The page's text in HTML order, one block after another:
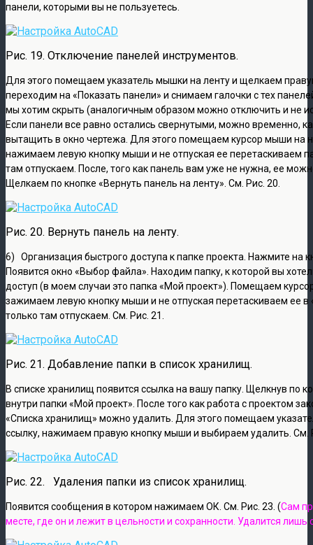
панели, которыми вы не пользуетесь.
Рис. 19. Отключение панелей инструментов.
Для этого помещаем указатель мышки на ленту и щелкаем
переходим на «Показать панели» и снимаем галочки с тех
мы хотим скрыть (аналогичным образом можно отключить и не
Если панели все равно остались свернутыми, можно временно,
вытащить в окно чертежа. Для этого помещаем курсор мыши на
нажимаем левую кнопку мыши и не отпуская ее перетаскиваем
там отпускаем. После, того как панель вам уже не нужна, ее
Щелкаем по кнопке «Вернуть панель на ленту». См. Рис. 20.
Рис. 20. Вернуть панель на ленту.
6) Организация быстрого доступа к папке проекта. Нажмите на
Появится окно «Выбор файла». Находим папку, к которой вы
доступ (в моем случаи это папка «Мой проект»). Помещаем
зажимаем левую кнопку мыши и не отпуская перетаскиваем ее в
только там отпускаем. См. Рис. 21.
Рис. 21. Добавление папки в список хранилищ.
В списке хранилищ появится ссылка на вашу папку. Щелкнув по
внутри папки «Мой проект». После того как работа с проектом
«Списка хранилищ» можно удалить. Для этого помещаем
ссылку, нажимаем правую кнопку мыши и выбираем удалить. См.
Рис. 22. Удаления папки из список хранилищ.
Появится сообщения в котором нажимаем ОК. См. Рис. 23. (Сам
месте, где он и лежит в цельности и сохранности. Удалится лишь